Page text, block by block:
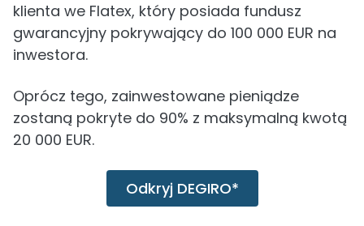
klienta we Flatex, który posiada fundusz
gwarancyjny pokrywający do 100 000 EUR na
inwestora.
Oprócz tego, zainwestowane pieniądze
zostaną pokryte do 90% z maksymalną kwotą
20 000 EUR.
Odkryj DEGIRO*